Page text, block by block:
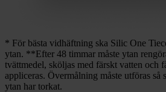
* För bästa vidhäftning ska Silic One
ytan. **Efter 48 timmar måste ytan
tvättmedel, sköljas med färskt vatten och
appliceras. Övermålning måste utföras så
ytan har torkat.